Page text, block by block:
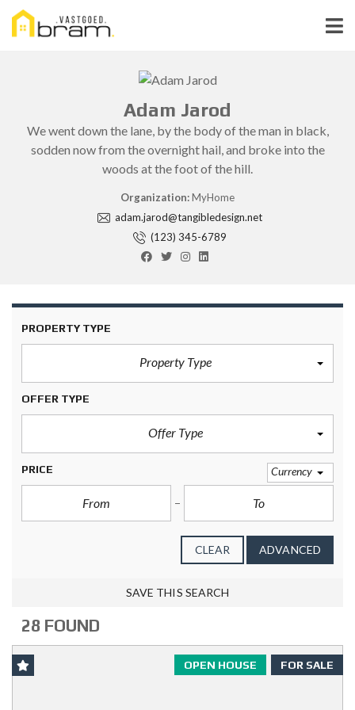
Adam Jarod
We went down the lane, by the body of the man in black,
sodden now from the overnight hail, and broke into the
woods at the foot of the hill.
Organization:MyHome
adam.jarod@tangibledesign.net
(123) 345-6789
PROPERTY TYPE
Property Type
OFFER TYPE
Offer Type
PRICE Currency
CLEAR ADVANCED
SAVE THIS SEARCH
28 FOUND
FOR SALE
OPEN HOUSE